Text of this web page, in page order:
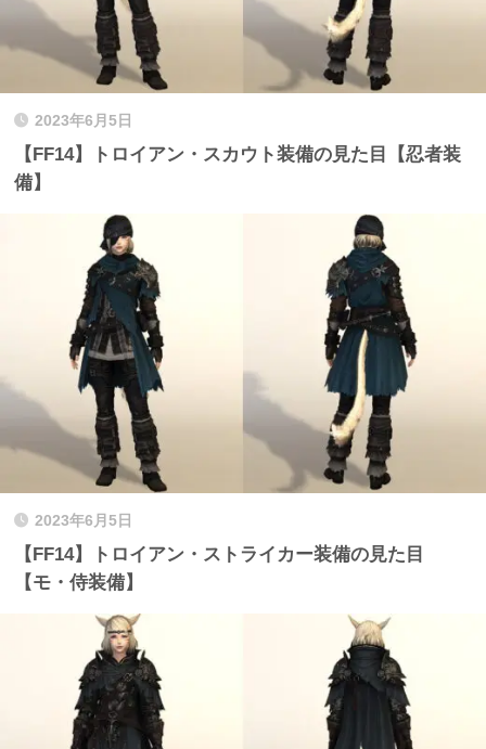
2023年6月5日
【FF14】トロイアン・スカウト装備の見た目【忍者装
備】
2023年6月5日
【FF14】トロイアン・ストライカー装備の見た目
【モ・侍装備】